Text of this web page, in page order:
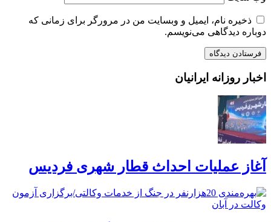
ذخیره نام، ایمیل و وبسایت من در مرورگر برای زمانی که
دوباره دیدگاهی می‌نویسم.
اخبار روزانه ایرانیان
آغاز عملیات احداث قطار شهری فردیس